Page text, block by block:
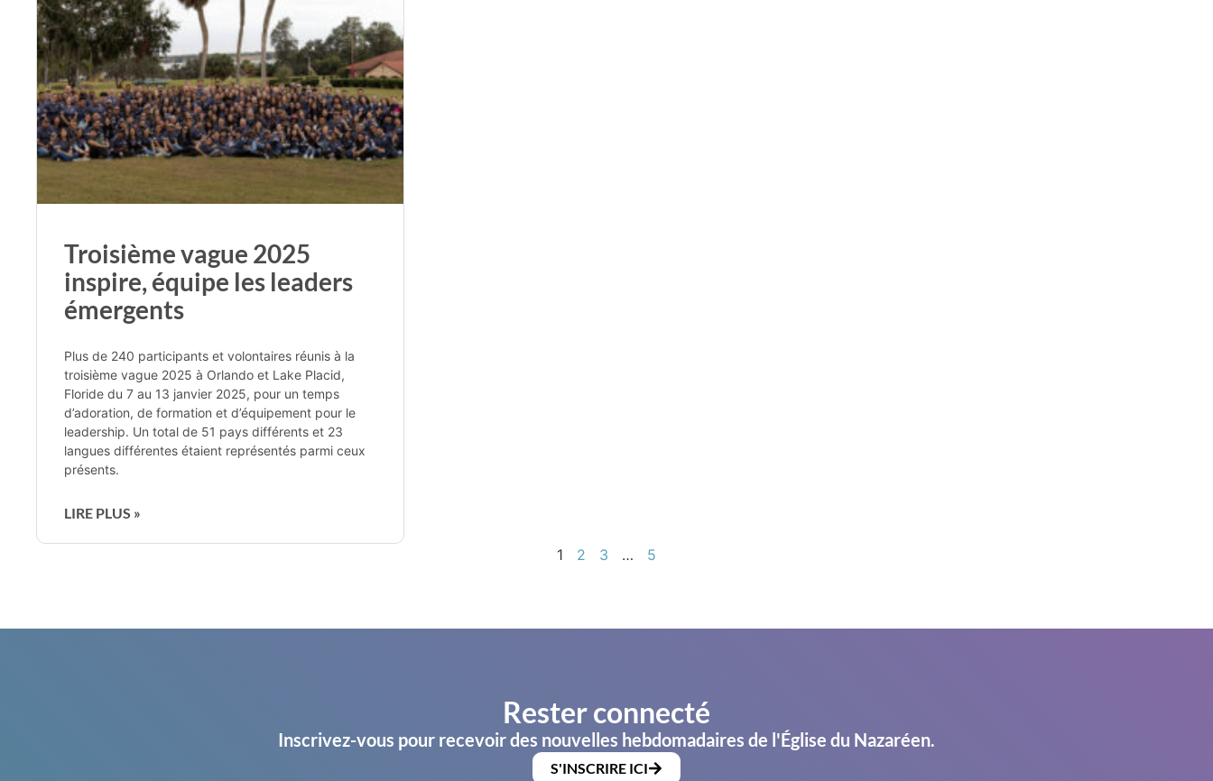
Troisième vague 2025
inspire, équipe les leaders
émergents
Plus de 240 participants et volontaires réunis à la
troisième vague 2025 à Orlando et Lake Placid,
Floride du 7 au 13 janvier 2025, pour un temps
d’adoration, de formation et d’équipement pour le
leadership. Un total de 51 pays différents et 23
langues différentes étaient représentés parmi ceux
présents.
LIRE PLUS »
1 2 3 … 5
Rester connecté
Inscrivez-vous pour recevoir des nouvelles hebdomadaires de l'Église du Nazaréen.
S'INSCRIRE ICI